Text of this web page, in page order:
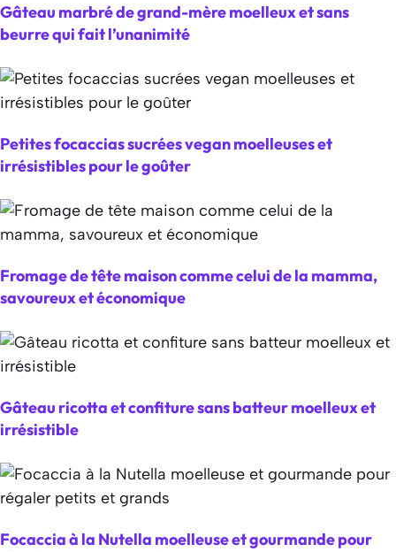
Gâteau marbré de grand-mère moelleux et sans
beurre qui fait l’unanimité
Petites focaccias sucrées vegan moelleuses et
irrésistibles pour le goûter
Fromage de tête maison comme celui de la mamma,
savoureux et économique
Gâteau ricotta et confiture sans batteur moelleux et
irrésistible
Focaccia à la Nutella moelleuse et gourmande pour